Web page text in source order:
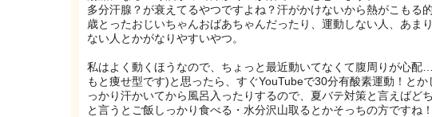
多分汗腺？が衰えてるやつですよね？汗がかけないから熱がこもる的
歳とったおじいちゃんおばあちゃんだったり、運動しない人、あま
ない人とかがなりやすいやつ。
私はよく動くほうなので、ちょっと最近動いてなくて腹周りが心配
もと痩せ型です)と思ったら、すぐYouTubeで30分有酸素運動！とか
っかり汗かいてから風呂入ったりするので、夏バテ対策と言えばど
と言うとご飯しっかり食べる・水分沢山取るとかそっちの方ですね